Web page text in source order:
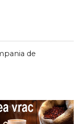
de